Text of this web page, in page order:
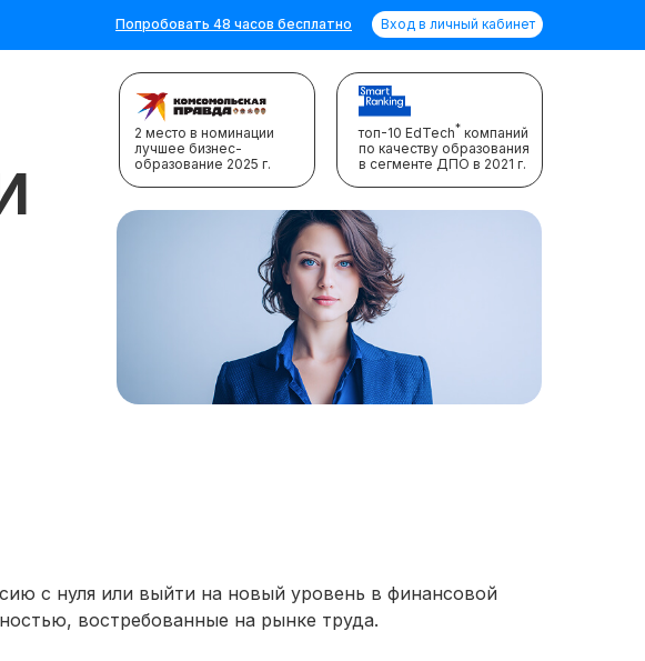
Попробовать 48 часов бесплатно Вход в личный кабинет
топ-10 EdTech* компаний
по качеству образования
в сегменте ДПО в 2021 г.
2 место в номинации
лучшее бизнес-
образование 2025 г.
с нуля или выйти на новый уровень в финансовой
востребованные на рынке труда.